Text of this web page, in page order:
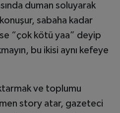
duman soluyarak
sabaha kadar
“çok kötü yaa” deyip
bu ikisi aynı kefeye
ve toplumu
story atar, gazeteci